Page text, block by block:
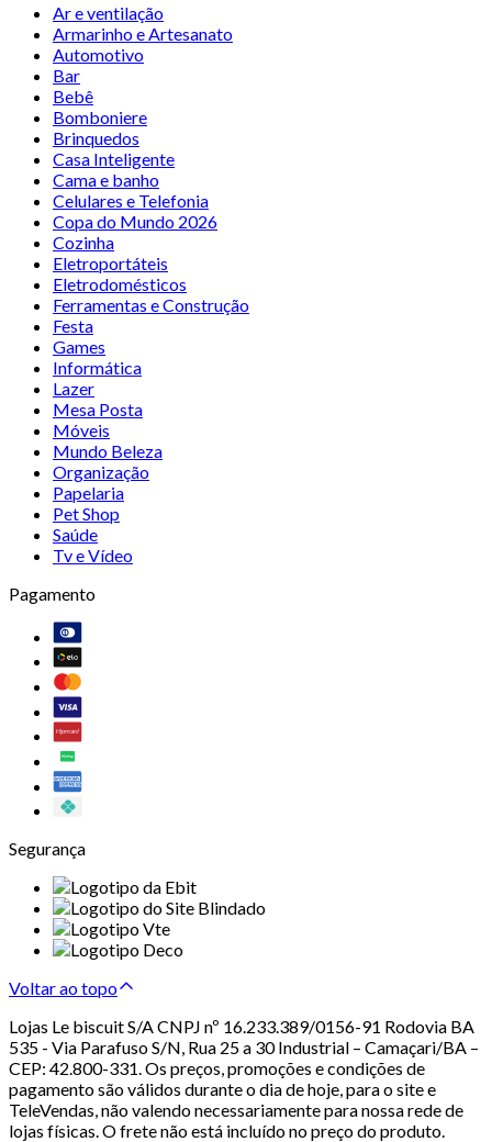
Ar e ventilação
Armarinho e Artesanato
Automotivo
Bar
Bebê
Bomboniere
Brinquedos
Casa Inteligente
Cama e banho
Celulares e Telefonia
Copa do Mundo 2026
Cozinha
Eletroportáteis
Eletrodomésticos
Ferramentas e Construção
Festa
Games
Informática
Lazer
Mesa Posta
Móveis
Mundo Beleza
Organização
Papelaria
Pet Shop
Saúde
Tv e Vídeo
Pagamento
Segurança
Voltar ao topo
Lojas Le biscuit S/A CNPJ nº 16.233.389/0156-91 Rodovia BA
535 - Via Parafuso S/N, Rua 25 a 30 Industrial – Camaçari/BA –
CEP: 42.800-331. Os preços, promoções e condições de
pagamento são válidos durante o dia de hoje, para o site e
TeleVendas, não valendo necessariamente para nossa rede de
lojas físicas. O frete não está incluído no preço do produto.